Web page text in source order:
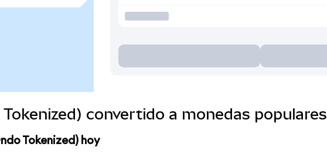
convertido a monedas populares
Tokenized) hoy